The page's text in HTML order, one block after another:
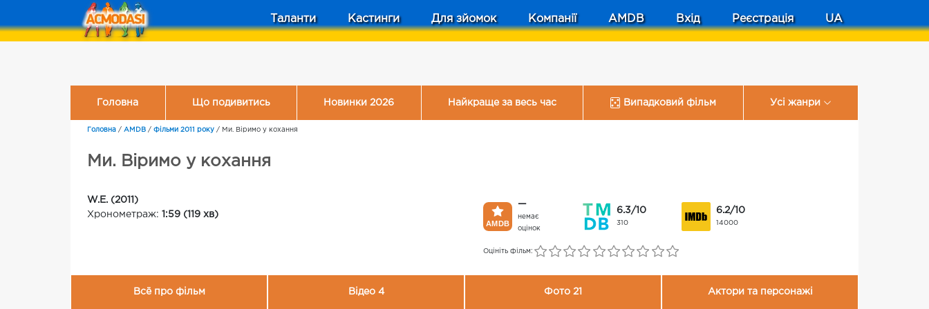
Таланти Кастинги Для зйомок Компанії AMDB Вхід Реєстрація UA
Головна Що подивитись Новинки 2026 Найкраще за весь час Випадковий фільм Усі жанри
Головна / AMDB / Фільми 2011 року / Ми. Віримо у кохання
Ми. Віримо у кохання
W.E. (2011)
Хронометраж: 1:59 (119 хв)
—
немає
оцінок
6.3/10
310
6.2/10
14000
Оцініть фільм:
Всё про фільм Відео 4 Фото 21 Актори та персонажі